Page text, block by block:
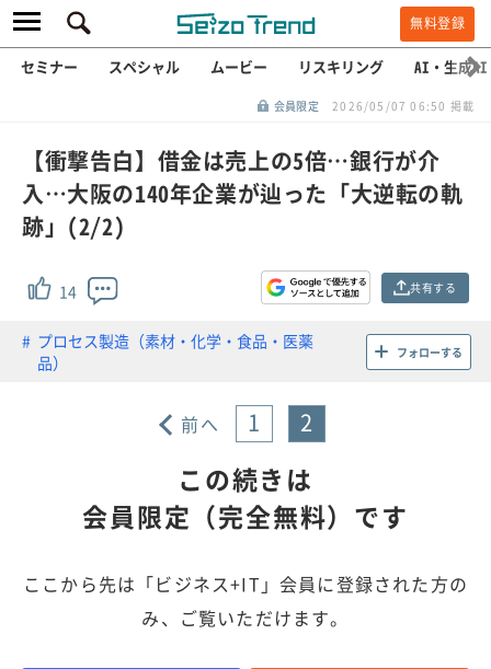
無料登録
セミナー スペシャル ムービー リスキリング AI・生成AI
会員限定 2026/05/07 06:50 掲載
【衝撃告白】借金は売上の5倍…銀行が介
入…大阪の140年企業が辿った「大逆転の軌
跡」(2/2)
14 共有する
プロセス製造（素材・化学・食品・医薬
品）
フォローする
前へ 1 2
この続きは
会員限定（完全無料）です
ここから先は「ビジネス+IT」会員に登録された方の
み、ご覧いただけます。